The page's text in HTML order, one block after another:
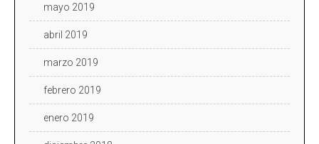
mayo 2019
abril 2019
marzo 2019
febrero 2019
enero 2019